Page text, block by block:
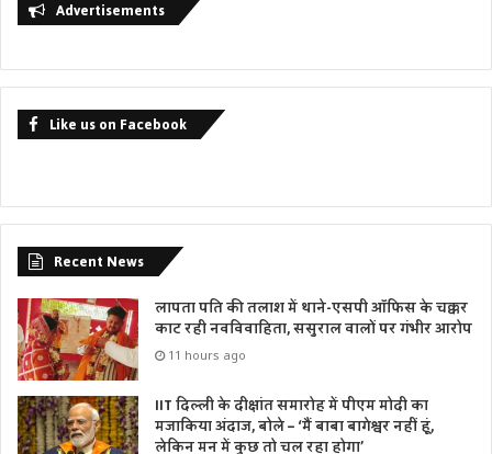
Advertisements
Like us on Facebook
Recent News
लापता पति की तलाश में थाने-एसपी ऑफिस के चक्कर
काट रही नवविवाहिता, ससुराल वालों पर गंभीर आरोप
11 hours ago
IIT दिल्ली के दीक्षांत समारोह में पीएम मोदी का
मजाकिया अंदाज, बोले – ‘मैं बाबा बागेश्वर नहीं हूं,
लेकिन मन में कुछ तो चल रहा होगा’